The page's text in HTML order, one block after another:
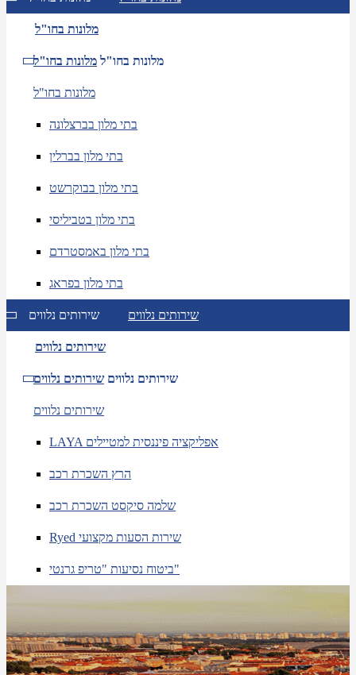
מלונות בחו"ל
מלונות בחו"ל מלונות בחו"ל
מלונות בחו"ל
בתי מלון בברצלונה
בתי מלון בברלין
בתי מלון בבוקרשט
בתי מלון בטביליסי
בתי מלון באמסטרדם
בתי מלון בפראג
שירותים נלווים שירותים נלווים
שירותים נלווים
שירותים נלווים שירותים נלווים
שירותים נלווים
LAYA אפליקציה פיננסית למטיילים
הרץ השכרת רכב
שלמה סיקסט השכרת רכב
Ryed שירות הסעות מקצועי
ביטוח נסיעות "טריפ גרנטי"